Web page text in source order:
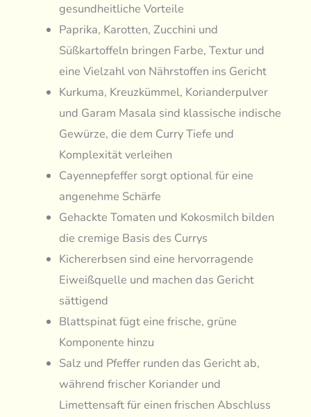
gesundheitliche Vorteile
Paprika, Karotten, Zucchini und
Süßkartoffeln bringen Farbe, Textur und
eine Vielzahl von Nährstoffen ins Gericht
Kurkuma, Kreuzkümmel, Korianderpulver
und Garam Masala sind klassische indische
Gewürze, die dem Curry Tiefe und
Komplexität verleihen
Cayennepfeffer sorgt optional für eine
angenehme Schärfe
Gehackte Tomaten und Kokosmilch bilden
die cremige Basis des Currys
Kichererbsen sind eine hervorragende
Eiweißquelle und machen das Gericht
sättigend
Blattspinat fügt eine frische, grüne
Komponente hinzu
Salz und Pfeffer runden das Gericht ab,
während frischer Koriander und
Limettensaft für einen frischen Abschluss